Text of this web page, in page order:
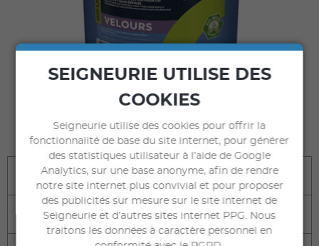
sur seigneuriegauthier.com
Bénéfices
Destination
SEIGNEURIE UTILISE DES
COOKIES
Seigneurie utilise des cookies pour offrir la
fonctionnalité de base du site internet, pour générer
des statistiques utilisateur à l’aide de Google
Analytics, sur une base anonyme, afin de rendre
notre site internet plus convivial et pour proposer
des publicités sur mesure sur le site internet de
Seigneurie et d’autres sites internet PPG. Nous
traitons les données à caractère personnel en